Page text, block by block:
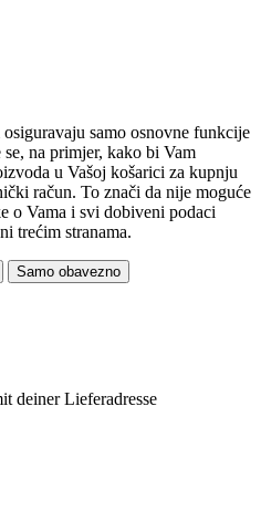
samo osnovne funkcije
na primjer, kako bi Vam
u Vašoj košarici za kupnju
račun. To znači da nije moguće
o Vama i svi dobiveni podaci
trećim stranama.
Samo obavezno
deiner Lieferadresse